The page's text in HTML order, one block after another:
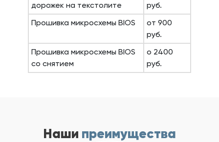
дорожек на текстолите
руб.
Прошивка микросхемы BIOS
от 900
руб.
Прошивка микросхемы BIOS
со снятием
о 2400
руб.
Наши преимущества